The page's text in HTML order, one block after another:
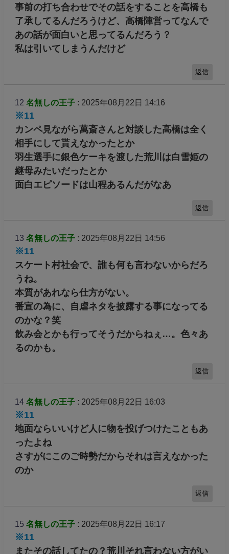
事前の打ち合わせでその話をすることを高橋も
了承してるんだろうけど、高橋陣営ってなんで
あの話が面白いと思ってるんだろう？
私は引いてしまうんだけど
返信
12 名無しの王子: 2025年08月22日 14:16
※11
カンペ見ながら萬斎さんと対談した高橋は全く
相手にして貰えなかったとか
羽生選手に銀色ケーキを渡した荒川は白雪姫の
継母みたいだったとか
面白エピソードは山程あるんだがなあ
返信
13 名無しの王子: 2025年08月22日 14:56
※11
スケート村社会で、誰も何も言わないからだろ
うね。
本質があれなら仕方がない。
番宣の為に、自虐ネタを披露する事になってる
のかな？笑
飲み会とかも行ってそうだからねぇ…。色々あ
るのかも。
返信
14 名無しの王子: 2025年08月22日 16:03
※11
地面ならいいけど人に物を投げつけたこともあ
ったよね
さすがにこのご時勢だからそれは言えなかった
のか
返信
15 名無しの王子: 2025年08月22日 16:17
※11
またその話してたの？荒川それ言わない方がい